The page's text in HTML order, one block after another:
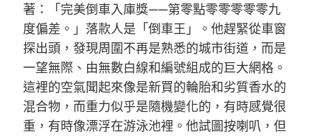
著：「完美倒車入庫獎——第零點零零零零零九
度偏差。」落款人是「倒車王」。他趕緊從車窗
探出頭，發現周圍不再是熟悉的城市街道，而是
一望無際、由無數白線和編號組成的巨大網格。
這裡的空氣聞起來像是新買的輪胎和劣質香水的
混合物，而重力似乎是隨機變化的，有時感覺很
重，有時像漂浮在游泳池裡。他試圖按喇叭，但